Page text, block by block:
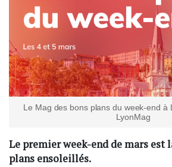
Le Mag des bons plans du week-end à
LyonMag
Le premier week-end de mars est
plans ensoleillés.